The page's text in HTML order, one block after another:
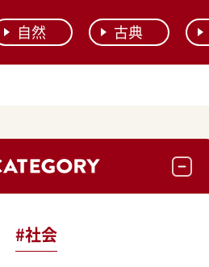
自然 古典
#社会